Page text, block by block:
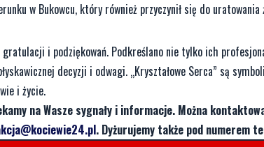
w Bukowcu, który również przyczynił się do uratowania
i podziękowań. Podkreślano nie tylko ich
decyzji i odwagi. „Kryształowe Serca” są
i życie.
na Wasze sygnały i informacje. Można
. Dyżurujemy także pod numerem